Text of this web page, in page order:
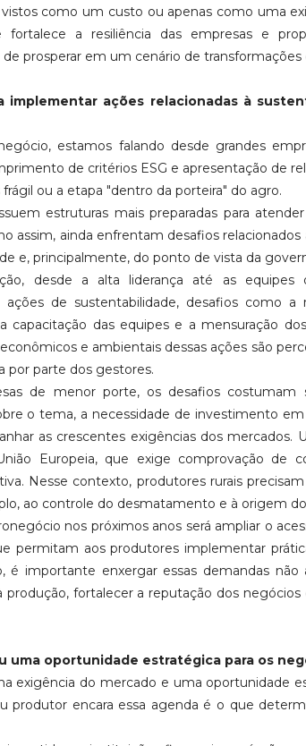
como um custo ou apenas como uma
a resiliência das empresas e
prosperar em um cenário de transformações
implementar ações relacionadas à
estamos falando desde grandes
de critérios ESG e apresentação de
ou a etapa "dentro da porteira" do agro.
estruturas mais preparadas para
assim, ainda enfrentam desafios relacionados
e, principalmente, do ponto de vista da
desde a alta liderança até as equipes
de sustentabilidade, desafios como a
capacitação das equipes e a mensuração
e ambientais dessas ações são
por parte dos gestores.
de menor porte, os desafios costumam
o tema, a necessidade de investimento
as crescentes exigências dos mercados.
Europeia, que exige comprovação de
Nesse contexto, produtores rurais
ao controle do desmatamento e à origem
nos próximos anos será ampliar o
permitam aos produtores implementar
importante enxergar essas demandas não
fortalecer a reputação dos
uma oportunidade estratégica para os
exigência do mercado e uma oportunidade
encara essa agenda é o que